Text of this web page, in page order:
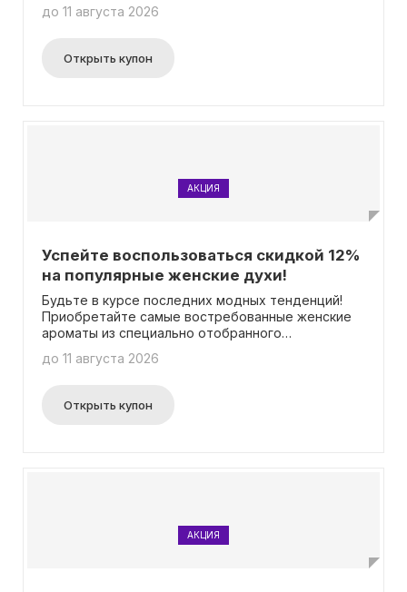
предложением.
до 11 августа 2026
Открыть купон
АКЦИЯ
Успейте воспользоваться скидкой 12%
на популярные женские духи!
Будьте в курсе последних модных тенденций!
Приобретайте самые востребованные женские
ароматы из специально отобранного
автоматически отображается на странице
использовать промокод.
до 11 августа 2026
Открыть купон
АКЦИЯ